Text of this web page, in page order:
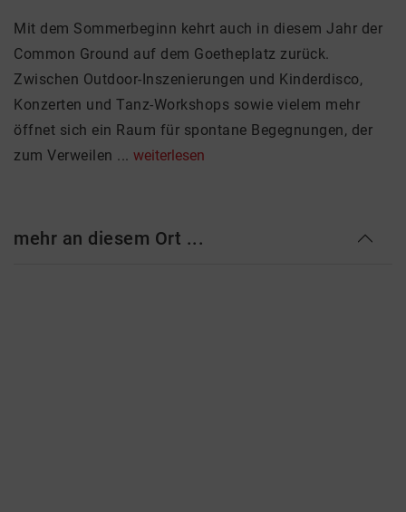
Mit dem Sommerbeginn kehrt auch in diesem Jahr der
Common Ground auf dem Goetheplatz zurück.
Zwischen Outdoor-Inszenierungen und Kinderdisco,
Konzerten und Tanz-Workshops sowie vielem mehr
öffnet sich ein Raum für spontane Begegnungen, der
zum Verweilen ... weiterlesen
mehr an diesem Ort ...